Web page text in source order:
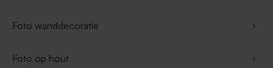
Foto wanddecoratie
Foto op hout